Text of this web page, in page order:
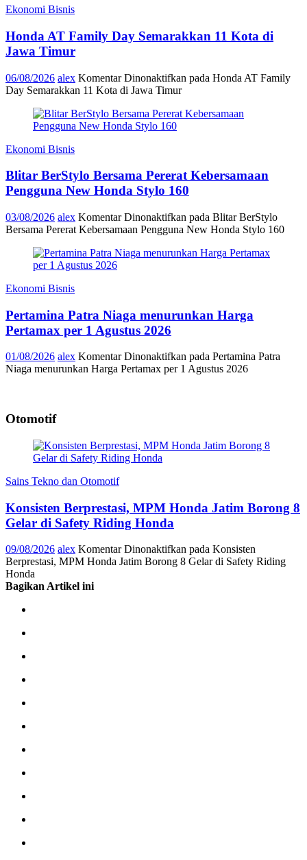
Ekonomi Bisnis
Honda AT Family Day Semarakkan 11 Kota di
Jawa Timur
06/08/2026 alex Komentar Dinonaktifkan pada Honda AT Family
Day Semarakkan 11 Kota di Jawa Timur
Ekonomi Bisnis
Blitar BerStylo Bersama Pererat Kebersamaan
Pengguna New Honda Stylo 160
03/08/2026 alex Komentar Dinonaktifkan pada Blitar BerStylo
Bersama Pererat Kebersamaan Pengguna New Honda Stylo 160
Ekonomi Bisnis
Pertamina Patra Niaga menurunkan Harga
Pertamax per 1 Agustus 2026
01/08/2026 alex Komentar Dinonaktifkan pada Pertamina Patra
Niaga menurunkan Harga Pertamax per 1 Agustus 2026
Otomotif
Sains Tekno dan Otomotif
Konsisten Berprestasi, MPM Honda Jatim Borong 8
Gelar di Safety Riding Honda
09/08/2026 alex Komentar Dinonaktifkan pada Konsisten
Berprestasi, MPM Honda Jatim Borong 8 Gelar di Safety Riding
Honda
Bagikan Artikel ini